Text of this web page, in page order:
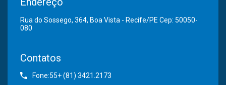
Rua do Sossego, 364, Boa Vista - Recife/PE Cep: 50050-
080
Contatos
Fone:55+ (81) 3421.2173